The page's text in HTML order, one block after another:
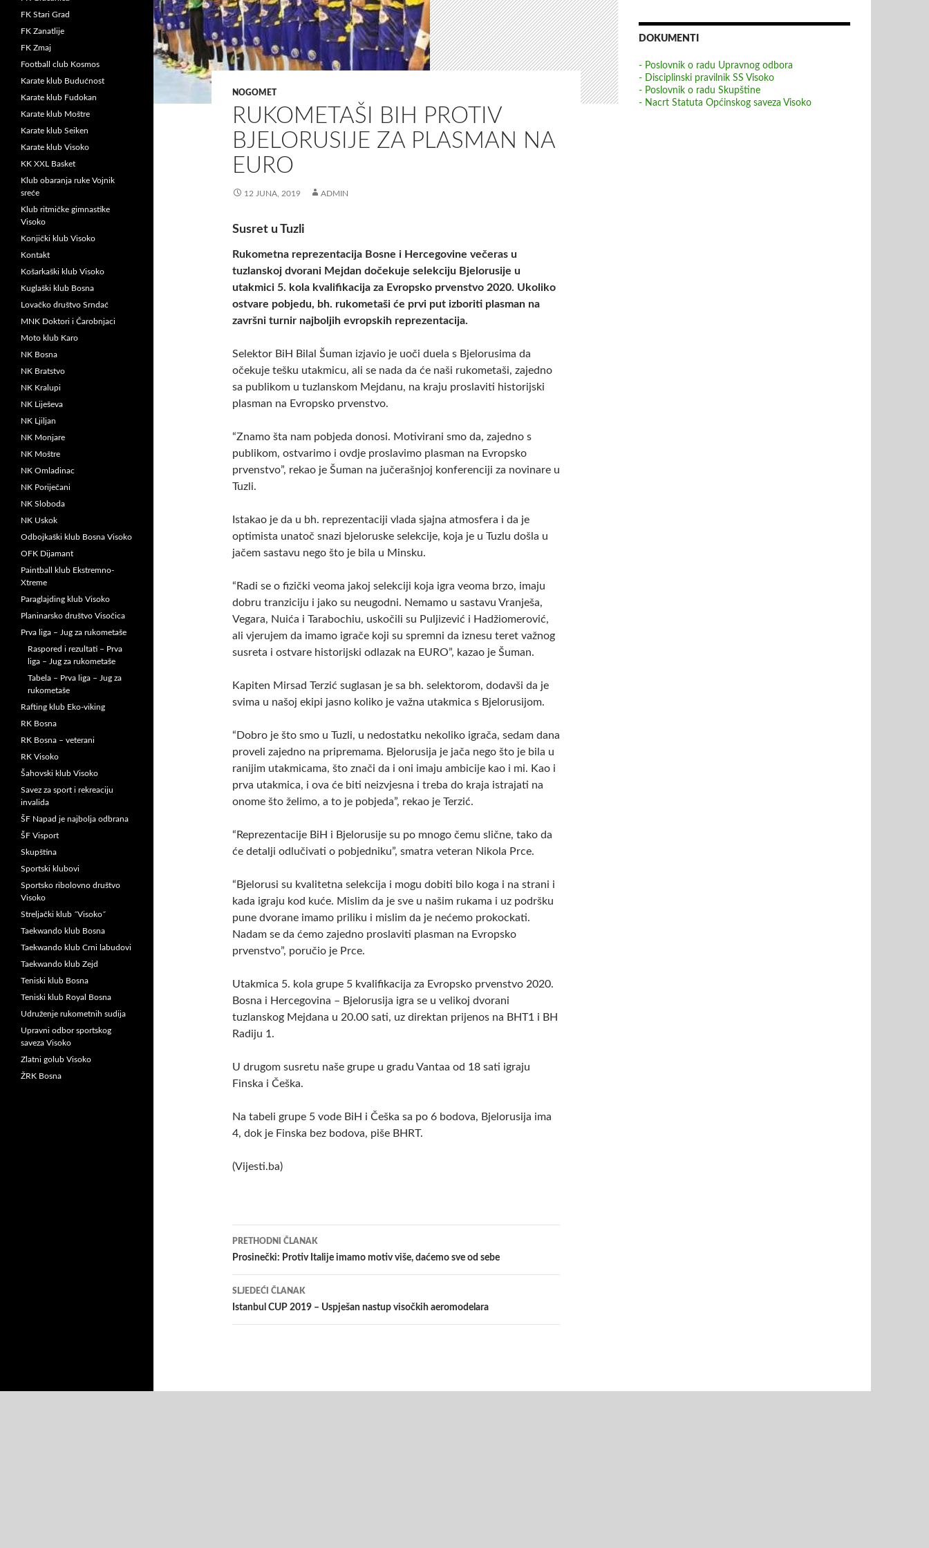
NOGOMET
RUKOMETAŠI BIH PROTIV
BJELORUSIJE ZA PLASMAN NA
EURO
12 JUNA, 2019 ADMIN
Susret u Tuzli
Rukometna reprezentacija Bosne i Hercegovine večeras u
tuzlanskoj dvorani Mejdan dočekuje selekciju Bjelorusije u
utakmici 5. kola kvalifikacija za Evropsko prvenstvo 2020. Ukoliko
ostvare pobjedu, bh. rukometaši će prvi put izboriti plasman na
završni turnir najboljih evropskih reprezentacija.
Selektor BiH Bilal Šuman izjavio je uoči duela s Bjelorusima da
očekuje tešku utakmicu, ali se nada da će naši rukometaši, zajedno
sa publikom u tuzlanskom Mejdanu, na kraju proslaviti historijski
plasman na Evropsko prvenstvo.
“Znamo šta nam pobjeda donosi. Motivirani smo da, zajedno s
publikom, ostvarimo i ovdje proslavimo plasman na Evropsko
prvenstvo”, rekao je Šuman na jučerašnjoj konferenciji za novinare u
Tuzli.
Istakao je da u bh. reprezentaciji vlada sjajna atmosfera i da je
optimista unatoč snazi bjeloruske selekcije, koja je u Tuzlu došla u
jačem sastavu nego što je bila u Minsku.
“Radi se o fizički veoma jakoj selekciji koja igra veoma brzo, imaju
dobru tranziciju i jako su neugodni. Nemamo u sastavu Vranješa,
Vegara, Nuića i Tarabochiu, uskočili su Puljizević i Hadžiomerović,
ali vjerujem da imamo igrače koji su spremni da iznesu teret važnog
susreta i ostvare historijski odlazak na EURO”, kazao je Šuman.
Kapiten Mirsad Terzić suglasan je sa bh. selektorom, dodavši da je
svima u našoj ekipi jasno koliko je važna utakmica s Bjelorusijom.
“Dobro je što smo u Tuzli, u nedostatku nekoliko igrača, sedam dana
proveli zajedno na pripremama. Bjelorusija je jača nego što je bila u
ranijim utakmicama, što znači da i oni imaju ambicije kao i mi. Kao i
prva utakmica, i ova će biti neizvjesna i treba do kraja istrajati na
onome što želimo, a to je pobjeda”, rekao je Terzić.
“Reprezentacije BiH i Bjelorusije su po mnogo čemu slične, tako da
će detalji odlučivati o pobjedniku”, smatra veteran Nikola Prce.
“Bjelorusi su kvalitetna selekcija i mogu dobiti bilo koga i na strani i
kada igraju kod kuće. Mislim da je sve u našim rukama i uz podršku
pune dvorane imamo priliku i mislim da je nećemo prokockati.
Nadam se da ćemo zajedno proslaviti plasman na Evropsko
prvenstvo”, poručio je Prce.
Utakmica 5. kola grupe 5 kvalifikacija za Evropsko prvenstvo 2020.
Bosna i Hercegovina – Bjelorusija igra se u velikoj dvorani
tuzlanskog Mejdana u 20.00 sati, uz direktan prijenos na BHT1 i BH
Radiju 1.
U drugom susretu naše grupe u gradu Vantaa od 18 sati igraju
Finska i Češka.
Na tabeli grupe 5 vode BiH i Češka sa po 6 bodova, Bjelorusija ima
4, dok je Finska bez bodova, piše BHRT.
(Vijesti.ba)
Navigacija
članaka
PRETHODNI ČLANAK
Prosinečki: Protiv Italije imamo motiv više, daćemo sve od sebe
SLJEDEĆI ČLANAK
Istanbul CUP 2019 – Uspješan nastup visočkih aeromodelara
DOKUMENTI
- Poslovnik o radu Upravnog odbora
- Disciplinski pravilnik SS Visoko
- Poslovnik o radu Skupštine
- Nacrt Statuta Općinskog saveza Visoko
FK Stari Grad
FK Zanatlije
FK Zmaj
Football club Kosmos
Karate klub Budućnost
Karate klub Fudokan
Karate klub Moštre
Karate klub Seiken
Karate klub Visoko
KK XXL Basket
Klub obaranja ruke Vojnik
sreće
Klub ritmičke gimnastike
Visoko
Konjički klub Visoko
Kontakt
Košarkaški klub Visoko
Kuglaški klub Bosna
Lovačko društvo Srndać
MNK Doktori i Čarobnjaci
Moto klub Karo
NK Bosna
NK Bratstvo
NK Kralupi
NK Liješeva
NK Ljiljan
NK Monjare
NK Moštre
NK Omladinac
NK Poriječani
NK Sloboda
NK Uskok
Odbojkaški klub Bosna Visoko
OFK Dijamant
Paintball klub Ekstremno-
Xtreme
Paraglajding klub Visoko
Planinarsko društvo Visočica
Prva liga – Jug za rukometaše
Raspored i rezultati – Prva
liga – Jug za rukometaše
Tabela – Prva liga – Jug za
rukometaše
Rafting klub Eko-viking
RK Bosna
RK Bosna – veterani
RK Visoko
Šahovski klub Visoko
Savez za sport i rekreaciju
invalida
ŠF Napad je najbolja odbrana
ŠF Visport
Skupština
Sportski klubovi
Sportsko ribolovno društvo
Visoko
Streljački klub ˝Visoko˝
Taekwando klub Bosna
Taekwando klub Crni labudovi
Taekwando klub Zejd
Teniski klub Bosna
Teniski klub Royal Bosna
Udruženje rukometnih sudija
Upravni odbor sportskog
saveza Visoko
Zlatni golub Visoko
ŽRK Bosna